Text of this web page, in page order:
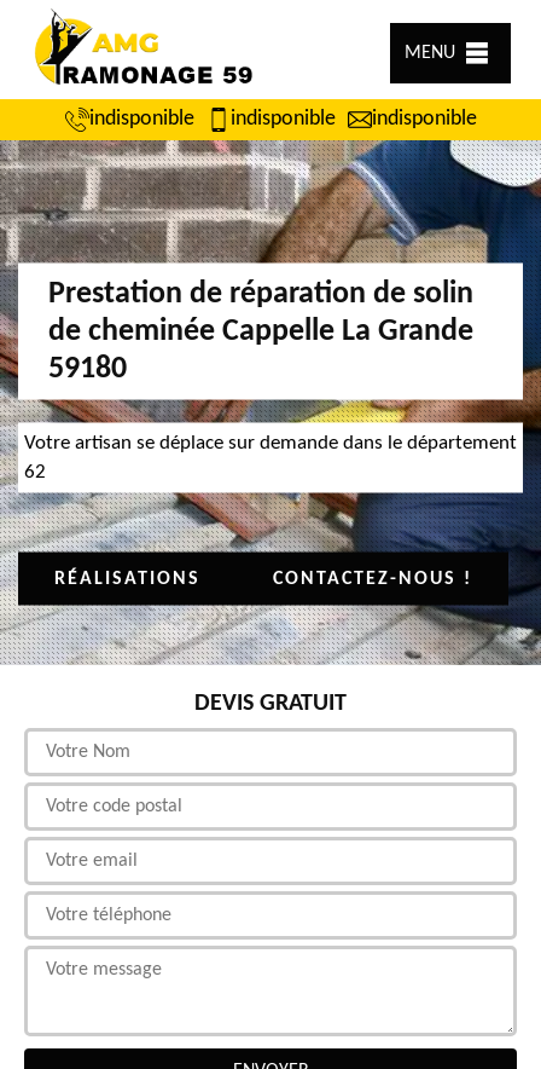
MENU
indisponible indisponible indisponible
Prestation de réparation de solin
de cheminée Cappelle La Grande
59180
Votre artisan se déplace sur demande dans le département
62
RÉALISATIONS CONTACTEZ-NOUS !
DEVIS GRATUIT